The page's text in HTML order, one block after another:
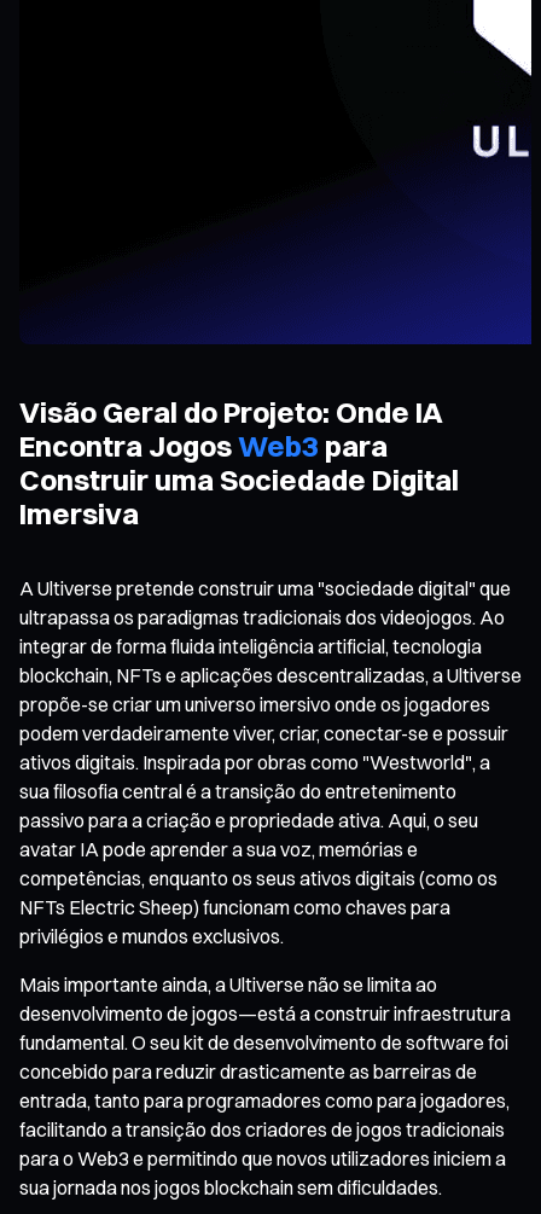
Visão Geral do Projeto: Onde IA
Encontra JogosWeb3 para
Construir uma Sociedade Digital
Imersiva
A Ultiverse pretende construir uma "sociedade digital" que
ultrapassa os paradigmas tradicionais dos videojogos. Ao
integrar de forma fluida inteligência artificial, tecnologia
blockchain, NFTs e aplicações descentralizadas, a Ultiverse
propõe-se criar um universo imersivo onde os jogadores
podem verdadeiramente viver, criar, conectar-se e possuir
ativos digitais. Inspirada por obras como "Westworld", a
sua filosofia central é a transição do entretenimento
passivo para a criação e propriedade ativa. Aqui, o seu
avatar IA pode aprender a sua voz, memórias e
competências, enquanto os seus ativos digitais (como os
NFTs Electric Sheep) funcionam como chaves para
privilégios e mundos exclusivos.
Mais importante ainda, a Ultiverse não se limita ao
desenvolvimento de jogos—está a construir infraestrutura
fundamental. O seu kit de desenvolvimento de software foi
concebido para reduzir drasticamente as barreiras de
entrada, tanto para programadores como para jogadores,
facilitando a transição dos criadores de jogos tradicionais
para o Web3 e permitindo que novos utilizadores iniciem a
sua jornada nos jogos blockchain sem dificuldades.